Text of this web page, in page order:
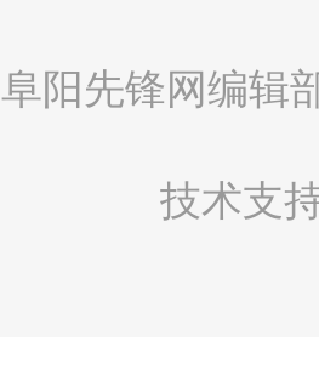
阜阳先锋网编辑
技术支